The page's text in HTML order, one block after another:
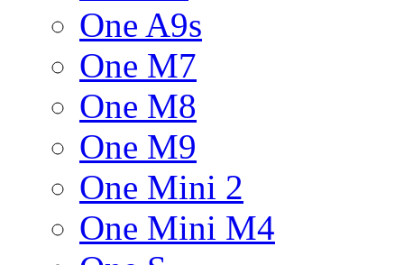
One A9s
One M7
One M8
One M9
One Mini 2
One Mini M4